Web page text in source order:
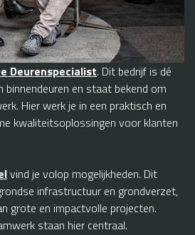
Deurenspecialist. Dit bedrijf is dé
binnendeuren en staat bekend om
Hier werk je in een praktisch en
kwaliteitsoplossingen voor klanten
vind je volop mogelijkheden. Dit
infrastructuur en grondverzet,
grote en impactvolle projecten.
staan hier centraal.